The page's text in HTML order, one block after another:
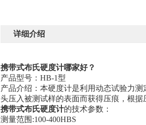
详细介绍
携带式布氏硬度计哪家好？
产品型号：HB-1型
产品介绍：本硬度计是利用动态试验力
头压入被测试样的表面而获得压痕，根
携带式布氏硬度计的技术参数：
测量范围:100-400HBS